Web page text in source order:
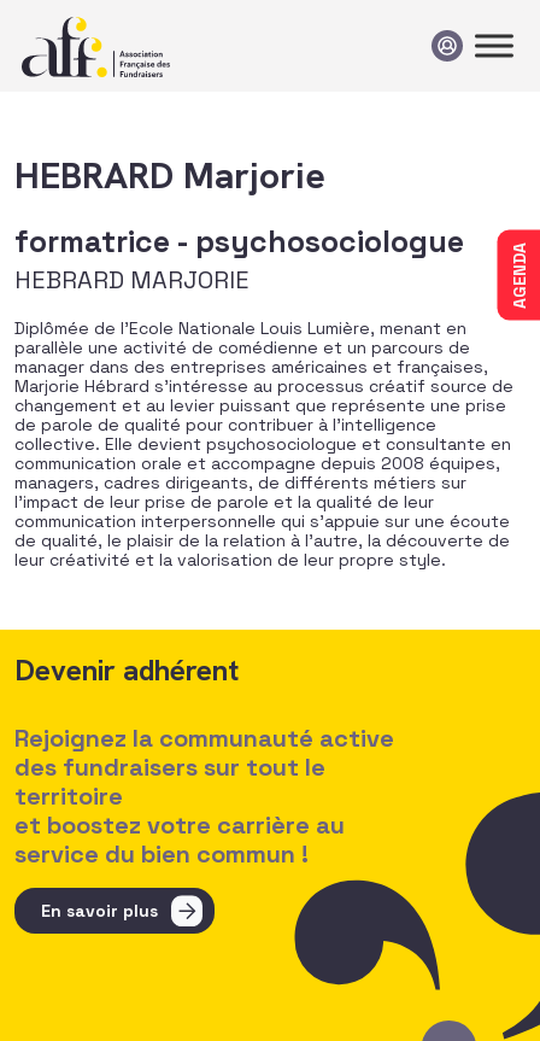
AGENDA
HEBRARD Marjorie
formatrice - psychosociologue
HEBRARD MARJORIE
Diplômée de l’Ecole Nationale Louis Lumière, menant en
parallèle une activité de comédienne et un parcours de
manager dans des entreprises américaines et françaises,
Marjorie Hébrard s’intéresse au processus créatif source de
changement et au levier puissant que représente une prise
de parole de qualité pour contribuer à l’intelligence
collective. Elle devient psychosociologue et consultante en
communication orale et accompagne depuis 2008 équipes,
managers, cadres dirigeants, de différents métiers sur
l’impact de leur prise de parole et la qualité de leur
communication interpersonnelle qui s’appuie sur une écoute
de qualité, le plaisir de la relation à l’autre, la découverte de
leur créativité et la valorisation de leur propre style.
Devenir adhérent
Rejoignez la communauté active
des fundraisers sur tout le
territoire
et boostez votre carrière au
service du bien commun !
En savoir plus